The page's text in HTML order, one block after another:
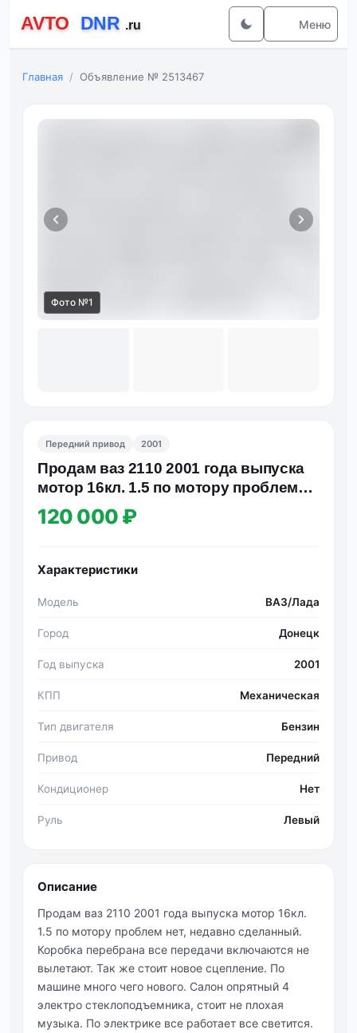
Меню
Главная Объявление № 2513467
Фото №1
Передний привод 2001
Продам ваз 2110 2001 года выпуска
мотор 16кл. 1.5 по мотору проблем
нет, недавно сделанный…
120 000 ₽
Характеристики
Модель ВАЗ/Лада
Город Донецк
Год выпуска 2001
КПП Механическая
Тип двигателя Бензин
Привод Передний
Кондиционер Нет
Руль Левый
Описание
Продам ваз 2110 2001 года выпуска мотор 16кл.
1.5 по мотору проблем нет, недавно сделанный.
Коробка перебрана все передачи включаются не
вылетают. Так же стоит новое сцепление. По
машине много чего нового. Салон опрятный 4
электро стеклоподъемника, стоит не плохая
музыка. По электрике все работает все светится.